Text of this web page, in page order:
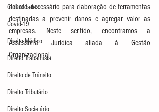
Curiosidades
Covid-19
Direito Médico
Direito Trabalhista
Direito de Trânsito
Direito Tributário
Direito Societário
debate, necessário para elaboração de ferramentas
destinadas a prevenir danos e agregar valor as
empresas. Neste sentido, encontramos a
Assessoria Jurídica aliada à Gestão
Organizacional.